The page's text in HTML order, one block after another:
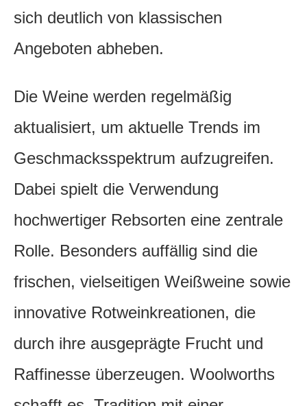
sich deutlich von klassischen
Angeboten abheben.
Die Weine werden regelmäßig
aktualisiert, um aktuelle Trends im
Geschmacksspektrum aufzugreifen.
Dabei spielt die Verwendung
hochwertiger Rebsorten eine zentrale
Rolle. Besonders auffällig sind die
frischen, vielseitigen Weißweine sowie
innovative Rotweinkreationen, die
durch ihre ausgeprägte Frucht und
Raffinesse überzeugen. Woolworths